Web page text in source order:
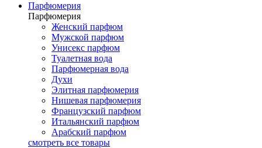
Парфюмерия
Парфюмерия
Женский парфюм
Мужской парфюм
Унисекс парфюм
Туалетная вода
Парфюмерная вода
Духи
Элитная парфюмерия
Нишевая парфюмерия
Французский парфюм
Итальянский парфюм
Арабский парфюм
смотреть все товары